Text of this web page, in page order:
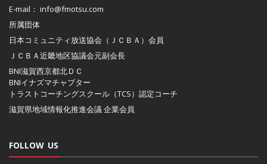
E-mail： info@fmotsu.com
所属団体
日本コミュニティ放送協会（ＪＣＢＡ） 会員
ＪＣＢＡ近畿地区協議会元副会長
BNI滋賀西京都北ＤＣ
BNIイナズマチャプター
トラストコーチングスクール（TCS）認定コーチ
滋賀県地域情報化推進会議企業会員
FOLLOW US